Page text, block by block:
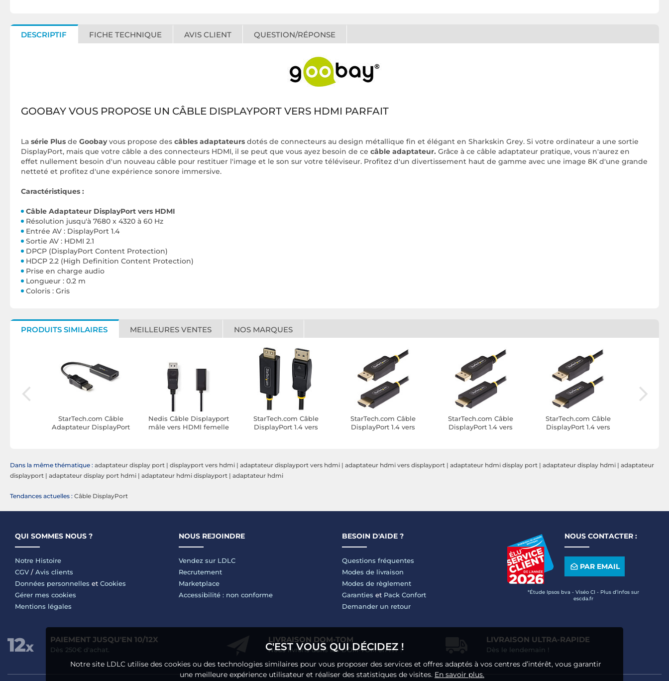
DESCRIPTIF FICHE TECHNIQUE AVIS CLIENT QUESTION/RÉPONSE
GOOBAY VOUS PROPOSE UN CÂBLE DISPLAYPORT VERS HDMI PARFAIT
La série Plus de Goobayvous propose des câbles adaptateurs dotés de connecteurs au design métallique fin et élégant en Sharkskin Grey. Si votre ordinateur a une sortie
DisplayPort, mais que votre câble a des connecteurs HDMI, il se peut que vous ayez besoin de ce câble adaptateur. Grâce à ce câble adaptateur pratique, vous n'aurez en
effet nullement besoin d'un nouveau câble pour restituer l'image et le son sur votre téléviseur. Profitez d'un divertissement haut de gamme avec une image 8K d'une grande
netteté et profitez d'une expérience sonore immersive.
Caractéristiques :
Câble Adaptateur DisplayPort vers HDMI
Résolution jusqu'à 7680 x 4320 à 60 Hz
Entrée AV : DisplayPort 1.4
Sortie AV : HDMI 2.1
DPCP (DisplayPort Content Protection)
HDCP 2.2 (High Definition Content Protection)
Prise en charge audio
Longueur : 0.2 m
Coloris : Gris
PRODUITS SIMILAIRES MEILLEURES VENTES NOS MARQUES
StarTech.com Câble
Adaptateur DisplayPort
Nedis Câble Displayport
mâle vers HDMI femelle
StarTech.com Câble
DisplayPort 1.4 vers
StarTech.com Câble
DisplayPort 1.4 vers
StarTech.com Câble
DisplayPort 1.4 vers
StarTech.com Câble
DisplayPort 1.4 vers
Dans la même thématique : adaptateur display port | displayport vers hdmi | adaptateur displayport vers hdmi | adaptateur hdmi vers displayport | adaptateur hdmi display port | adaptateur display hdmi | adaptateur
displayport | adaptateur display port hdmi | adaptateur hdmi displayport | adaptateur hdmi
Tendances actuelles : Câble DisplayPort
QUI SOMMES NOUS ?
Notre Histoire
CGV / Avis clients
Données personnelles et Cookies
Gérer mes cookies
Mentions légales
NOUS REJOINDRE
Vendez sur LDLC
Recrutement
Marketplace
Accessibilité : non conforme
BESOIN D'AIDE ?
Questions fréquentes
Modes de livraison
Modes de règlement
Garanties et Pack Confort
Demander un retour
NOUS CONTACTER :
PAR EMAIL
*Étude Ipsos bva - Viséo CI - Plus d’infos sur
escda.fr
PAIEMENT JUSQU'EN 10/12X
Dès 250€ d'achat.
LIVRAISON DOM-TOM
Nous livrons dans les DOM-TOM en HT !
LIVRAISON ULTRA-RAPIDE
Dès le lendemain !
C'EST VOUS QUI DÉCIDEZ !
Notre site LDLC utilise des cookies ou des technologies similaires pour vous proposer des services et offres adaptés à vos centres d’intérêt, vous garantir
une meilleure expérience utilisateur et réaliser des statistiques de visites. En savoir plus.